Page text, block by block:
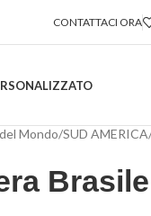
CONTATTACI ORA
Mondo/SUD AMERICA
Brasile